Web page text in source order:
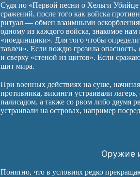
Судя по «Первой песни о Хельги
сражений, после того как войска
ритуал — обмен взаимными
одному из каждого войска, знакомое
«поединщики». Для того чтобы
тавлеи». Если вождю грозила опасность,
и сверху «стеной из щитов». Если
щит мира.
При военных действиях на суше,
противника, викинги устраивали
палисадом, а также со рвом либо двумя
устраивали на островах, например
Оружие
Понятно, что в условиях редко